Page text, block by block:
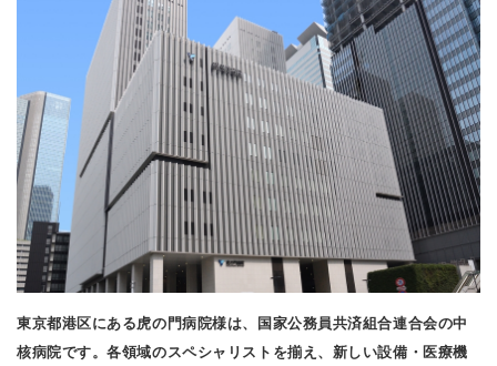
東京都港区にある虎の門病院様は、国家公務員共済組合連合会の中
核病院です。各領域のスペシャリストを揃え、新しい設備・医療機